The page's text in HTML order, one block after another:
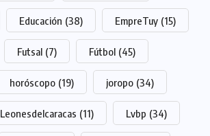
Educación (38) EmpreTuy (15)
Futsal (7) Fútbol (45)
horóscopo (19) joropo (34)
Leonesdelcaracas (11) Lvbp (34)